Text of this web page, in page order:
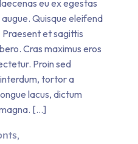
eu ex egestas
Quisque eleifend
et sagittis
Cras maximus eros
Proin sed
tortor a
lacus, dictum
[…]
,